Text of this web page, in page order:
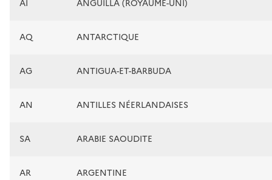
AI ANGUILLA (ROYAUME-UNI)
AQ ANTARCTIQUE
AG ANTIGUA-ET-BARBUDA
AN ANTILLES NÉERLANDAISES
SA ARABIE SAOUDITE
AR ARGENTINE